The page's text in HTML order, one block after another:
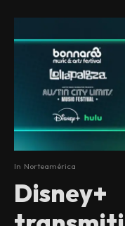
In Norteamérica
Disney+